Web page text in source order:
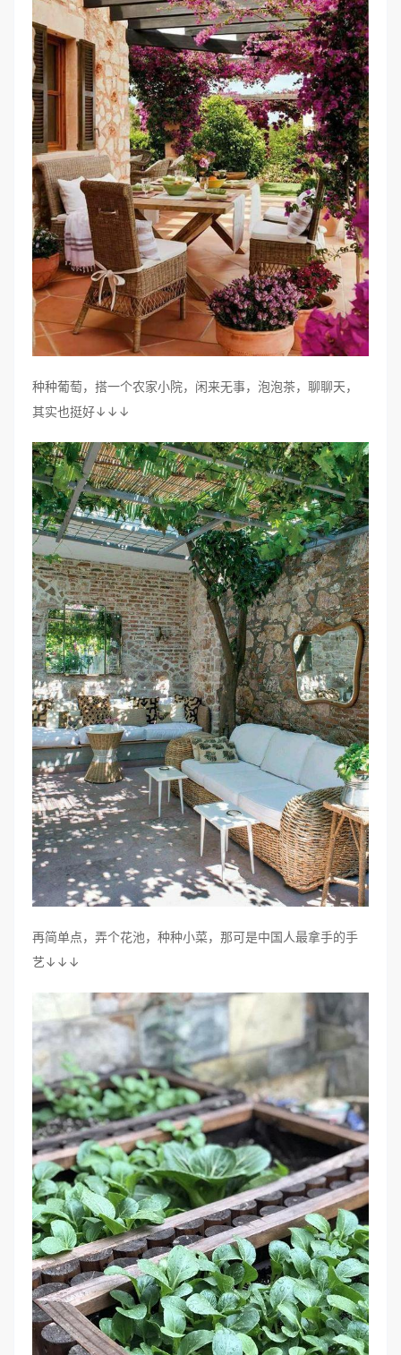
种种葡萄，搭一个农家小院，闲来无事，泡泡茶，聊聊天，
其实也挺好↓↓↓
再简单点，弄个花池，种种小菜，那可是中国人最拿手的手
艺↓↓↓